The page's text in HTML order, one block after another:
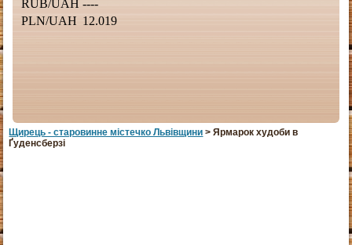
Щирець - старовинне мiстечко Львiвщини > Ярмарок худоби в
Ґуденсберзі